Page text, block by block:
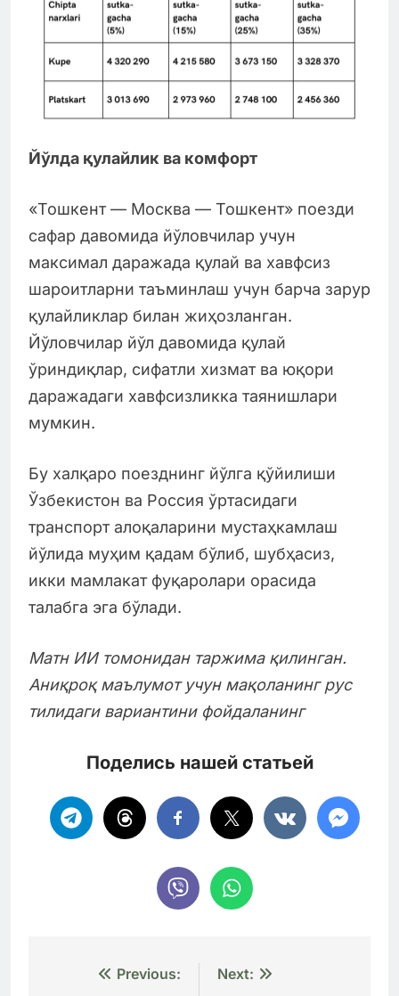
Йўлда қулайлик ва комфорт
«Тошкент — Москва — Тошкент» поезди
сафар давомида йўловчилар учун
максимал даражада қулай ва хавфсиз
шароитларни таъминлаш учун барча зарур
қулайликлар билан жиҳозланган.
Йўловчилар йўл давомида қулай
ўриндиқлар, сифатли хизмат ва юқори
даражадаги хавфсизликка таянишлари
мумкин.
Бу халқаро поезднинг йўлга қўйилиши
Ўзбекистон ва Россия ўртасидаги
транспорт алоқаларини мустаҳкамлаш
йўлида муҳим қадам бўлиб, шубҳасиз,
икки мамлакат фуқаролари орасида
талабга эга бўлади.
Матн ИИ томонидан таржима қилинган.
Аниқроқ маълумот учун мақоланинг рус
тилидаги вариантини фойдаланинг
Поделись нашей статьей
Навигация
Previous:
Next: